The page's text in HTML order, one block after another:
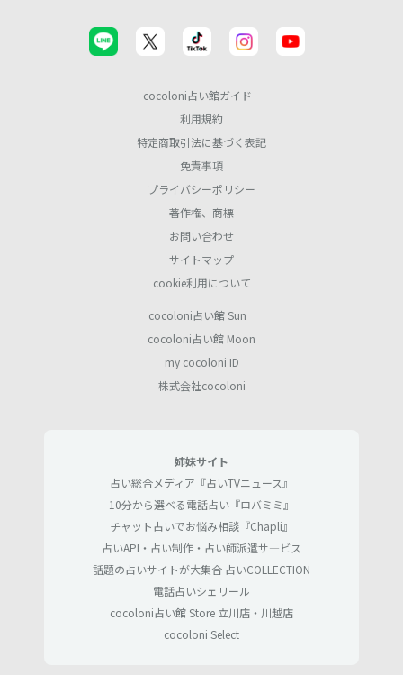
cocoloni占い館ガイド
利用規約
特定商取引法に基づく表記
免責事項
プライバシーポリシー
著作権、商標
お問い合わせ
サイトマップ
cookie利用について
cocoloni占い館 Sun
cocoloni占い館 Moon
my cocoloni ID
株式会社cocoloni
姉妹サイト
占い総合メディア『占いTVニュース』
10分から選べる電話占い『ロバミミ』
チャット占いでお悩み相談『Chapli』
占いAPI・占い制作・占い師派遣サ―ビス
話題の占いサイトが大集合 占いCOLLECTION
電話占いシェリール
cocoloni占い館 Store 立川店・川越店
cocoloni Select